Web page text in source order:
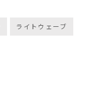
ライトウェーブ